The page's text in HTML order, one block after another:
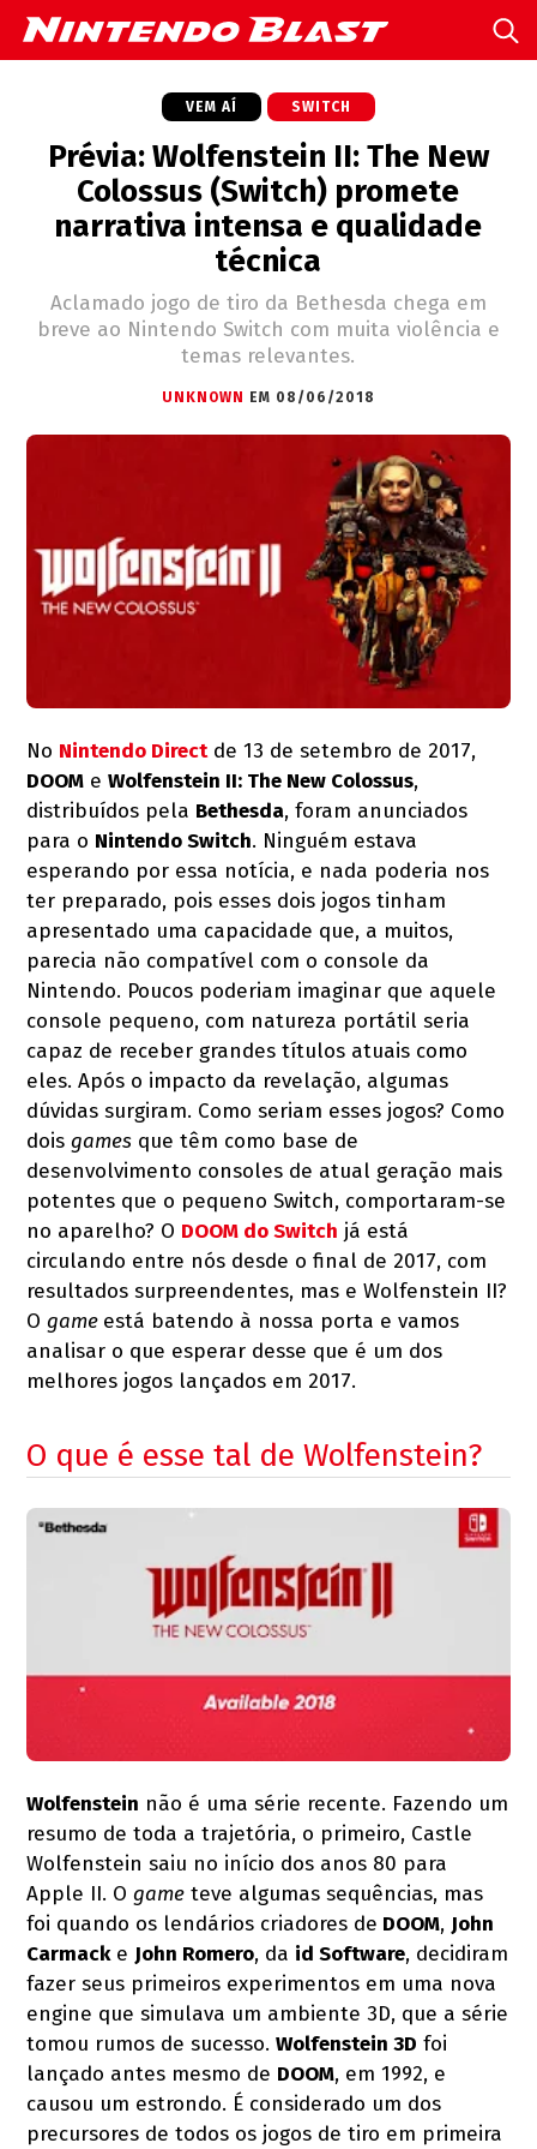
VEM AÍ SWITCH
Prévia: Wolfenstein II: The New
Colossus (Switch) promete
narrativa intensa e qualidade
técnica
Aclamado jogo de tiro da Bethesda chega em
breve ao Nintendo Switch com muita violência e
temas relevantes.
UNKNOWN EM 08/06/2018
No Nintendo Directde 13 de setembro de 2017,
DOOM eWolfenstein II: The New Colossus,
distribuídos pela Bethesda, foram anunciados
para o Nintendo Switch. Ninguém estava
esperando por essa notícia, e nada poderia nos
ter preparado, pois esses dois jogos tinham
apresentado uma capacidade que, a muitos,
parecia não compatível com o console da
Nintendo. Poucos poderiam imaginar que aquele
console pequeno, com natureza portátil seria
capaz de receber grandes títulos atuais como
eles. Após o impacto da revelação, algumas
dúvidas surgiram. Como seriam esses jogos? Como
doisgames que têm como base de
desenvolvimento consoles de atual geração mais
potentes que o pequeno Switch, comportaram-se
no aparelho? O DOOM do Switch já está
circulando entre nós desde o final de 2017, com
resultados surpreendentes, mas e Wolfenstein II?
Ogame está batendo à nossa porta e vamos
analisar o que esperar desse que é um dos
melhores jogos lançados em 2017.
O que é esse tal de Wolfenstein?
Wolfenstein não é uma série recente. Fazendo um
resumo de toda a trajetória, o primeiro, Castle
Wolfenstein saiu no início dos anos 80 para
Apple II. Ogame teve algumas sequências, mas
foi quando os lendários criadores de DOOM, John
Carmacke John Romero, da id Software, decidiram
fazer seus primeiros experimentos em uma nova
engine que simulava um ambiente 3D, que a série
tomou rumos de sucesso.Wolfenstein 3D foi
lançado antes mesmo de DOOM, em 1992, e
causou um estrondo. É considerado um dos
precursores de todos os jogos de tiro em primeira